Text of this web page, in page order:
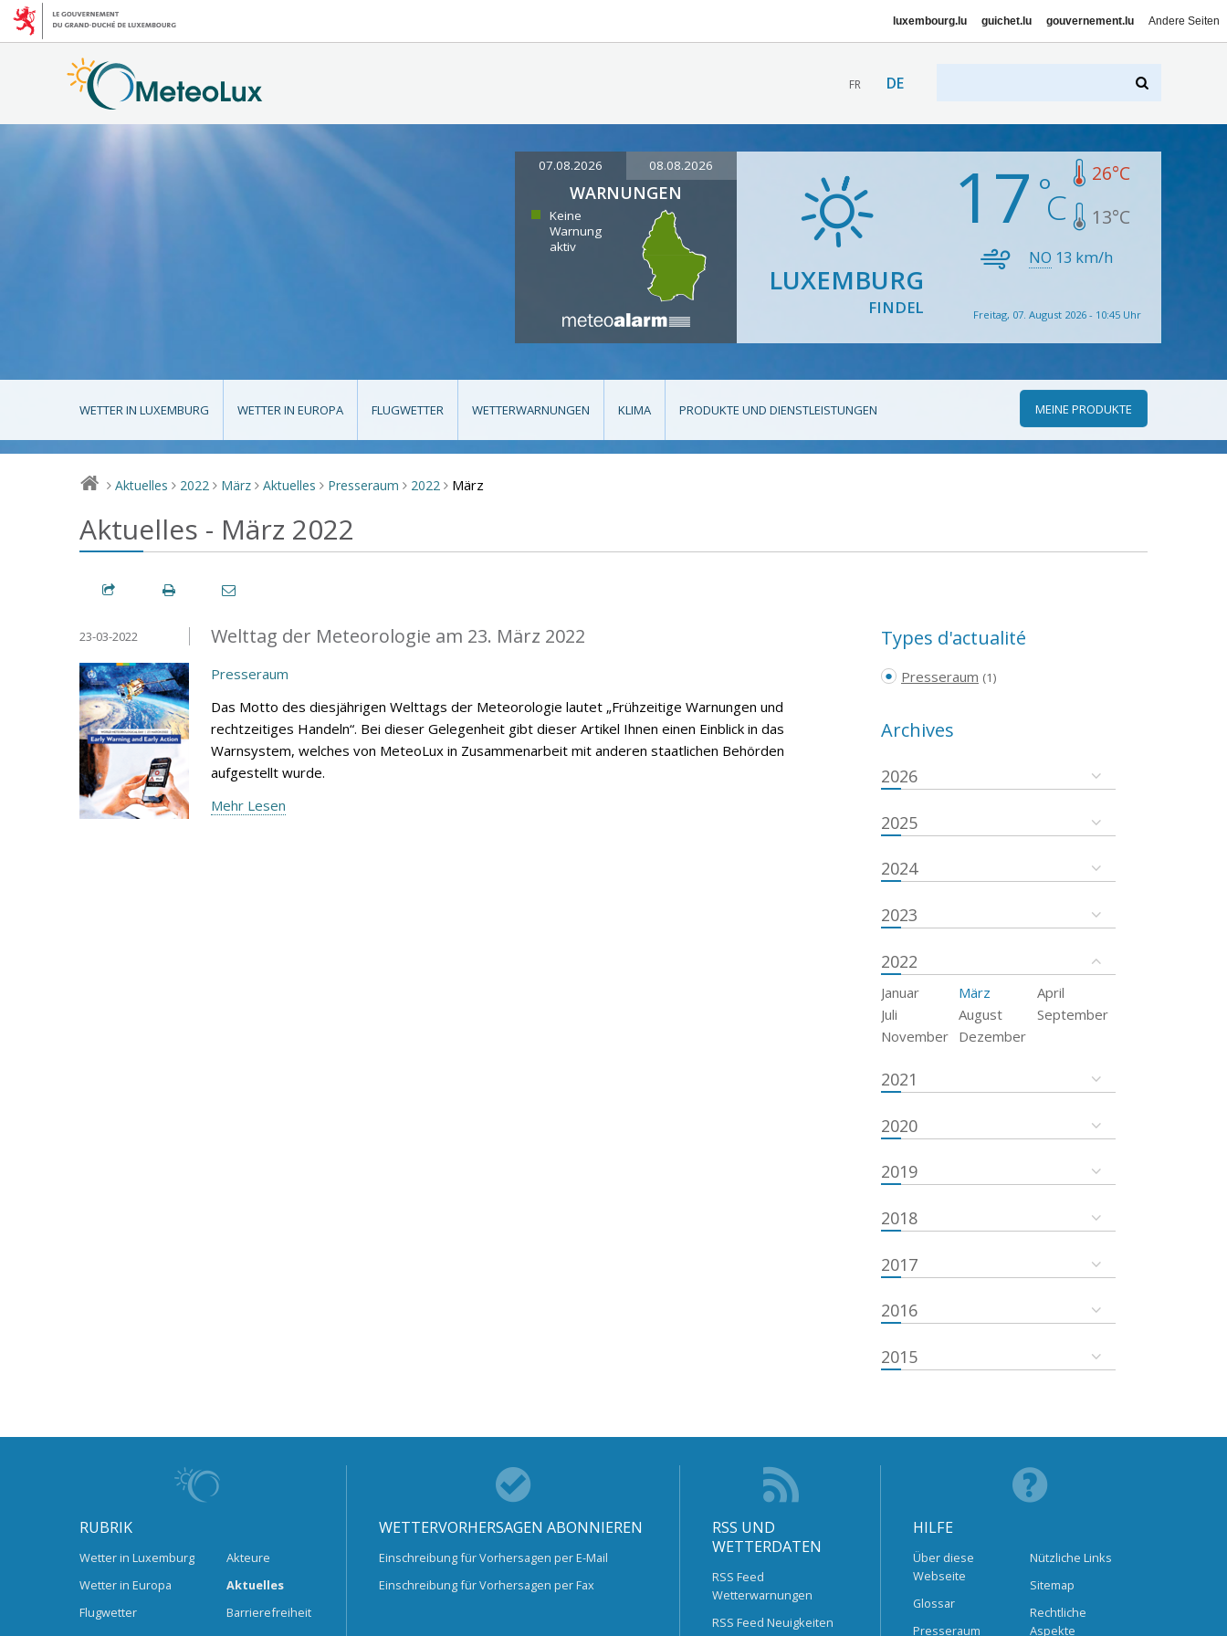
luxembourg.lu guichet.lu gouvernement.lu Andere Seiten
FR DE
07.08.2026 08.08.2026
WARNUNGEN
Keine
Warnung
aktiv
LUXEMBURG
FINDEL
17 26°C
13°C
NO 13 km/h
Freitag, 07. August 2026 - 10:45 Uhr
WETTER IN LUXEMBURG WETTER IN EUROPA FLUGWETTER WETTERWARNUNGEN KLIMA PRODUKTE UND DIENSTLEISTUNGEN MEINE PRODUKTE
> Aktuelles > 2022 > März > Aktuelles > Presseraum > 2022 > März
Aktuelles - März 2022
Welttag der Meteorologie am 23. März 2022
23-03-2022
Presseraum
Das Motto des diesjährigen Welttags der Meteorologie lautet „Frühzeitige Warnungen und
rechtzeitiges Handeln“. Bei dieser Gelegenheit gibt dieser Artikel Ihnen einen Einblick in das
Warnsystem, welches von MeteoLux in Zusammenarbeit mit anderen staatlichen Behörden
aufgestellt wurde.
Mehr Lesen
Types d'actualité
Presseraum (1)
Archives
2026
2025
2024
2023
2022
Januar März
April
Juli
August
September
November
Dezember
2021
2020
2019
2018
2017
2016
2015
RUBRIK
Wetter in Luxemburg
Wetter in Europa
Flugwetter
Akteure
Aktuelles
Barrierefreiheit
WETTERVORHERSAGEN ABONNIEREN
Einschreibung für Vorhersagen per E-Mail
Einschreibung für Vorhersagen per Fax
RSS UND
WETTERDATEN
RSS Feed
Wetterwarnungen
RSS Feed Neuigkeiten
HILFE
Über diese
Webseite
Glossar
Presseraum
Nützliche Links
Sitemap
Rechtliche
Aspekte